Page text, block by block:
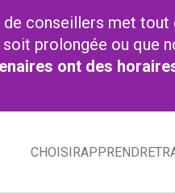
conseillers met
prolongée ou que
ont des
CHOISIRAPPRENDRE